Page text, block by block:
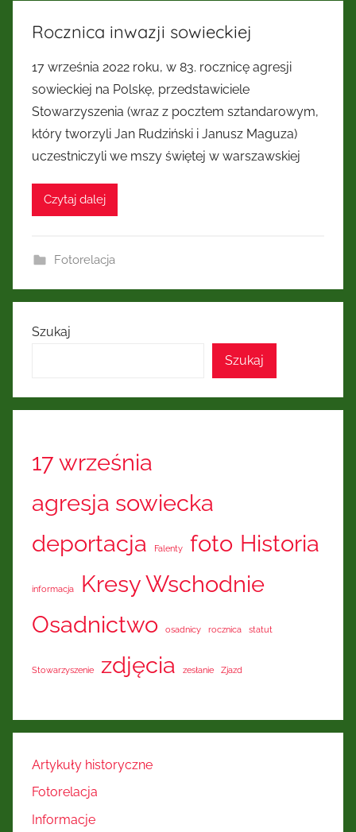
Rocznica inwazji sowieckiej
17 września 2022 roku, w 83. rocznicę agresji
sowieckiej na Polskę, przedstawiciele
Stowarzyszenia (wraz z pocztem sztandarowym,
który tworzyli Jan Rudziński i Janusz Maguza)
uczestniczyli we mszy świętej w warszawskiej
Czytaj dalej
Fotorelacja
Szukaj
Szukaj
17 września
agresja sowiecka
deportacja
Falenty foto Historia
informacja
Kresy Wschodnie
Osadnictwo
osadnicy rocznica statut
Stowarzyszenie zdjęcia zesłanie Zjazd
Artykuły historyczne
Fotorelacja
Informacje